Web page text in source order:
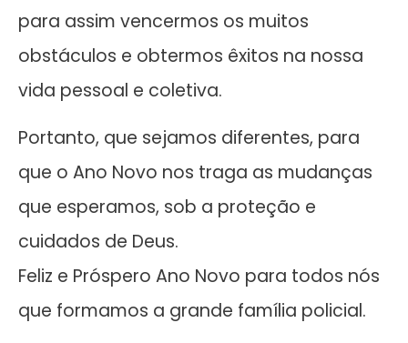
para assim vencermos os muitos
obstáculos e obtermos êxitos na nossa
vida pessoal e coletiva.
Portanto, que sejamos diferentes, para
que o Ano Novo nos traga as mudanças
que esperamos, sob a proteção e
cuidados de Deus.
Feliz e Próspero Ano Novo para todos nós
que formamos a grande família policial.